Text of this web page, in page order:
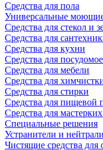
Средства для пола
Универсальные моющие
Средства для стекол и
Средства для
Средства для кухни
Средства для
Средства для мебели
Средства для
Средства для стирки
Средства для пищевой
Средства для
Специальные решения
Устранители и
Чистящие средства